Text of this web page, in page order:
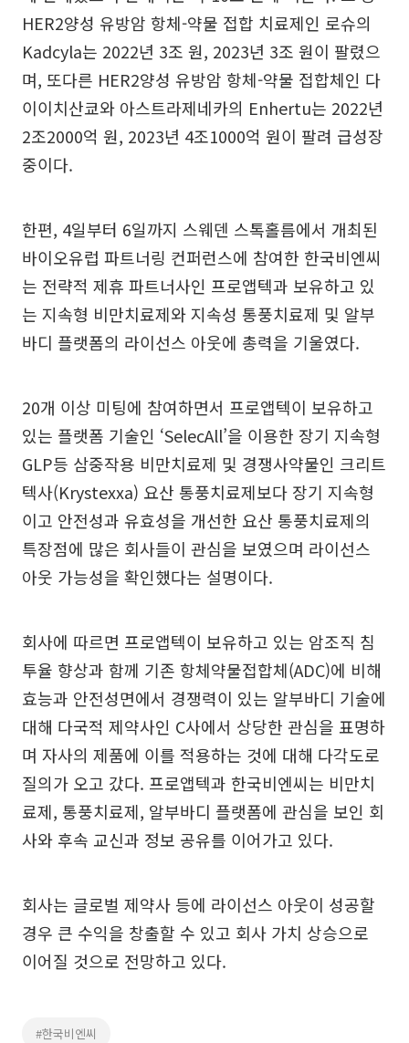
HER2양성 유방암 항체-약물 접합 치료제인 로슈의
Kadcyla는 2022년 3조 원, 2023년 3조 원이 팔렸으
며, 또다른 HER2양성 유방암 항체-약물 접합체인 다
이이치산쿄와 아스트라제네카의 Enhertu는 2022년
2조2000억 원, 2023년 4조1000억 원이 팔려 급성장
중이다.
한편, 4일부터 6일까지 스웨덴 스톡홀름에서 개최된
바이오유럽 파트너링 컨퍼런스에 참여한 한국비엔씨
는 전략적 제휴 파트너사인 프로앱텍과 보유하고 있
는 지속형 비만치료제와 지속성 통풍치료제 및 알부
바디 플랫폼의 라이선스 아웃에 총력을 기울였다.
20개 이상 미팅에 참여하면서 프로앱텍이 보유하고
있는 플랫폼 기술인 ‘SelecAll’을 이용한 장기 지속형
GLP등 삼중작용 비만치료제 및 경쟁사약물인 크리트
텍사(Krystexxa) 요산 통풍치료제보다 장기 지속형
이고 안전성과 유효성을 개선한 요산 통풍치료제의
특장점에 많은 회사들이 관심을 보였으며 라이선스
아웃 가능성을 확인했다는 설명이다.
회사에 따르면 프로앱텍이 보유하고 있는 암조직 침
투율 향상과 함께 기존 항체약물접합체(ADC)에 비해
효능과 안전성면에서 경쟁력이 있는 알부바디 기술에
대해 다국적 제약사인 C사에서 상당한 관심을 표명하
며 자사의 제품에 이를 적용하는 것에 대해 다각도로
질의가 오고 갔다. 프로앱텍과 한국비엔씨는 비만치
료제, 통풍치료제, 알부바디 플랫폼에 관심을 보인 회
사와 후속 교신과 정보 공유를 이어가고 있다.
회사는 글로벌 제약사 등에 라이선스 아웃이 성공할
경우 큰 수익을 창출할 수 있고 회사 가치 상승으로
이어질 것으로 전망하고 있다.
#한국비엔씨